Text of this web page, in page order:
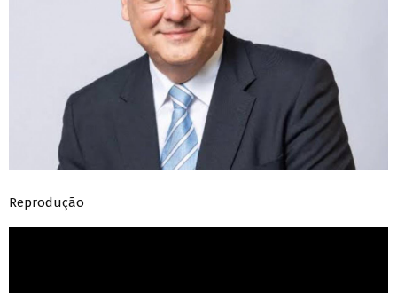
Reprodução